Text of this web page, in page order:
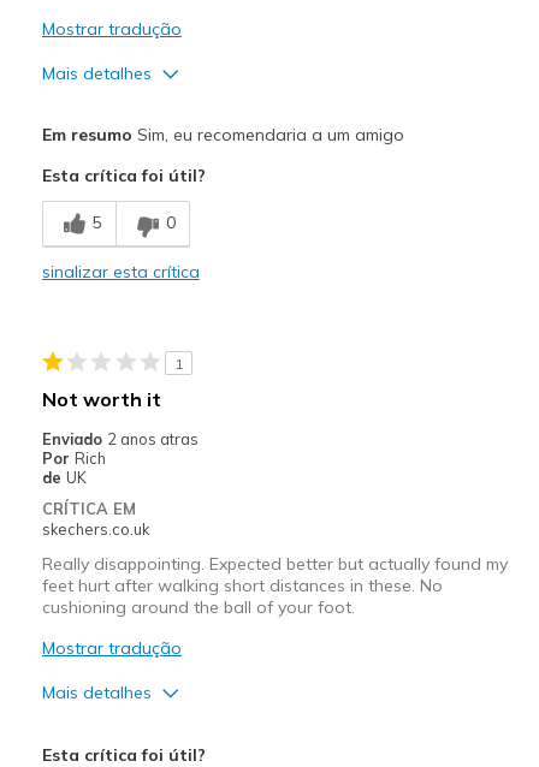
Mostrar tradução
Mais detalhes
Comfortable
Contras
Show length is correct, but foot moves around
Casual Wear
Walking
Width
View On Shoes
Shoes are for Wearing
Em resumo Sim, eu recomendaria a um amigo
Esta crítica foi útil?
5 0
sinalizar esta crítica
1
Not worth it
Enviado 2 anos atras
Por Rich
de UK
CRÍTICA EM
skechers.co.uk
Really disappointing. Expected better but actually found my
feet hurt after walking short distances in these. No
cushioning around the ball of your foot.
Mostrar tradução
Mais detalhes
Esta crítica foi útil?